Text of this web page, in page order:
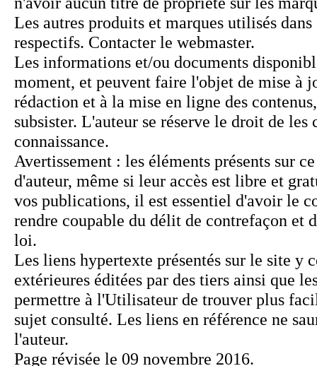
Page révisée le 09 novembre 2016.